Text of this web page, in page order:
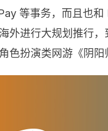
等事务，而且也
外进行大规划推行
色扮演类网游《阴阳